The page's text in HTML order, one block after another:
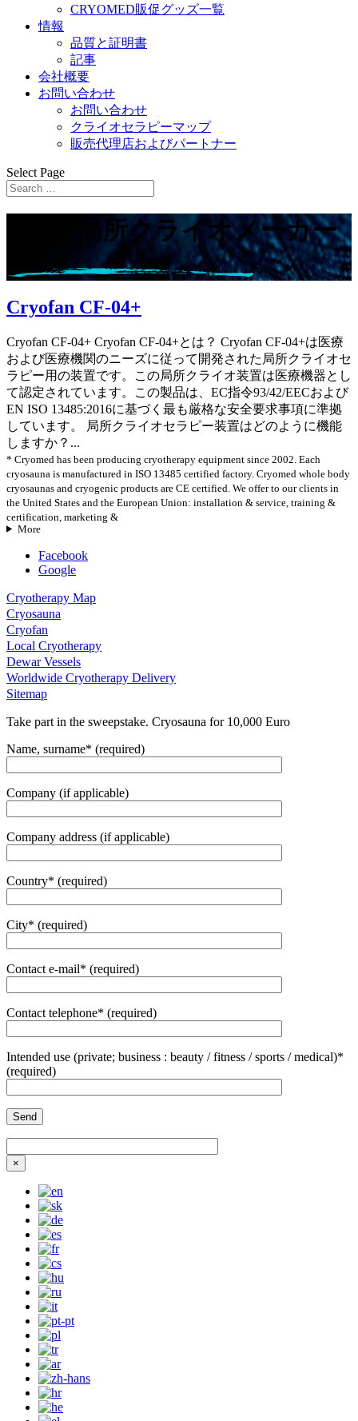
CRYOMED販促グッズ一覧
情報
品質と証明書
記事
会社概要
お問い合わせ
お問い合わせ
クライオセラピーマップ
販売代理店およびパートナー
Select Page
Tag: 局所クライオメーカー
Cryofan CF-04+
Cryofan CF-04+ Cryofan CF-04+とは？ Cryofan CF-04+は医療
および医療機関のニーズに従って開発された局所クライオセ
ラピー用の装置です。この局所クライオ装置は医療機器とし
て認定されています。この製品は、EC指令93/42/EECおよび
EN ISO 13485:2016に基づく最も厳格な安全要求事項に準拠
しています。 局所クライオセラピー装置はどのように機能
しますか？...
* Cryomed has been producing cryotherapy equipment since 2002. Each
cryosauna is manufactured in ISO 13485 certified factory. Cryomed whole body
cryosaunas and cryogenic products are CE certified. We offer to our clients in
the United States and the European Union: installation & service, training &
certification, marketing &
More
Facebook
Google
Cryotherapy Map
Cryosauna
Cryofan
Local Cryotherapy
Dewar Vessels
Worldwide Cryotherapy Delivery
Sitemap
Take part in the sweepstake. Cryosauna for 10,000 Euro
Name, surname* (required)
Company (if applicable)
Company address (if applicable)
Country* (required)
City* (required)
Contact e-mail* (required)
Contact telephone* (required)
Intended use (private; business : beauty / fitness / sports / medical)*
(required)
×